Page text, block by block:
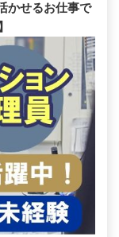
かせるお仕事で